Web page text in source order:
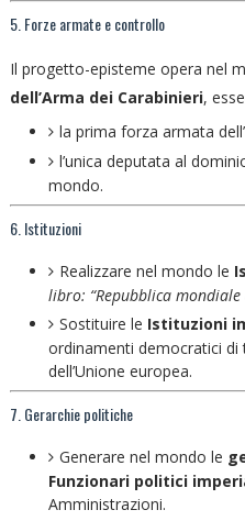
5. Forze armate e controllo
Il progetto-episteme opera nel
dell’Arma dei Carabinieri,
la prima forza armata
l’unica deputata al
mondo.
6. Istituzioni
Realizzare nel mondo le
libro: “Repubblica mondiale
Sostituire le Istituzioni
ordinamenti democratici
dell’Unione europea.
7. Gerarchie politiche
Generare nel mondo le
Funzionari politici
Amministrazioni.